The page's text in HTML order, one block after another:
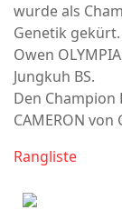
wurde als
Genetik gekürt.
Owen
Jungkuh BS.
Den Champion
CAMERON
Rangliste